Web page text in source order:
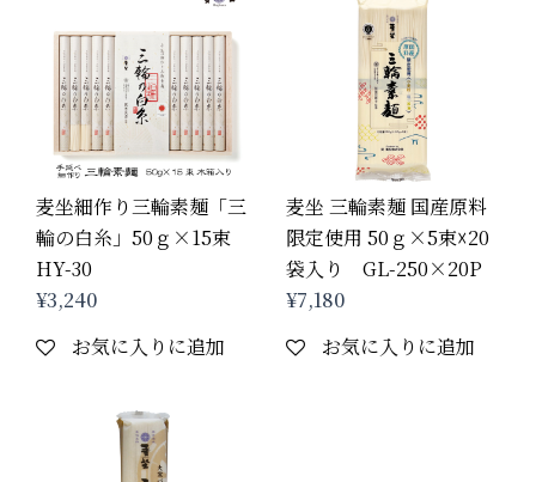
麦坐細作り三輪素麺「三
輪の白糸」50ｇ×15束
HY-30
¥3,240
お気に入りに追加
麦坐 三輪素麺 国産原料
限定使用 50ｇ×5束☓20
袋入り GL-250×20P
¥7,180
お気に入りに追加